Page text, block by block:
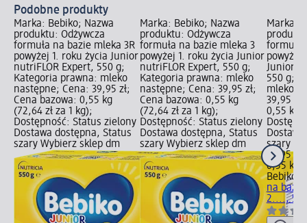
Podobne produkty
Marka: Bebiko; Nazwa
produktu: Odżywcza
formuła na bazie mleka 3R
powyżej 1. roku życia Junior
nutriFLOR Expert, 550 g;
Kategoria prawna: mleko
następne; Cena: 39,95 zł;
Cena bazowa: 0,55 kg
(72,64 zł za 1 kg);
Dostępność: Status zielony
Dostawa dostępna, Status
szary Wybierz sklep dm
Marka: Bebiko; Nazwa
produktu: Odżywcza
formuła na bazie mleka 3
powyżej 1. roku życia Junior
nutriFLOR Expert, 550 g;
Kategoria prawna: mleko
następne; Cena: 39,95 zł;
Cena bazowa: 0,55 kg
(72,64 zł za 1 kg);
Dostępność: Status zielony
Dostawa dostępna, Status
szary Wybierz sklep dm
Marka:
formuła
powyżej
Junior
550 g;
mleko
39,95
0,55 kg
szary
39,95 zł
0,55 kg
Bebiko
na
2....,